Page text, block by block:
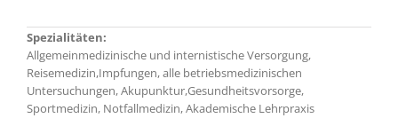
Spezialitäten:
Allgemeinmedizinische und internistische Versorgung,
Reisemedizin,Impfungen, alle betriebsmedizinischen
Untersuchungen, Akupunktur,Gesundheitsvorsorge,
Sportmedizin, Notfallmedizin, Akademische Lehrpraxis